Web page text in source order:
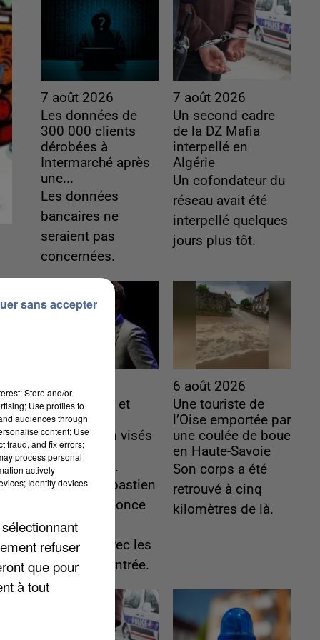
7 août 2026
Les données de
300 000 clients
dérobées à
Intermarché après
une...
Les données
bancaires ne
seraient pas
concernées.
7 août 2026
Un second cadre
de la DZ Mafia
interpellé en
Algérie
Un cofondateur du
réseau avait été
interpellé quelques
jours plus tôt.
6 août 2026
Gabriel Attal et
Raphaël
Glucksmann visés
par des
ingérences...
Sollicité, Sébastien
Lecornu annonce
un "travail
commun" avec les
partis à la rentrée.
6 août 2026
Une touriste de
l’Oise emportée par
une coulée de boue
en Haute-Savoie
Son corps a été
retrouvé à cinq
kilomètres de là.
Store and/or
Use profiles to
audiences through
content; Use
fraud, and fix errors;
process personal
actively
Identify devices
refuser
que pour
à tout
sans accepter